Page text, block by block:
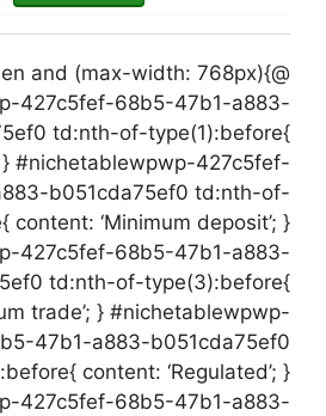
and (max-width: 768px){
427c5fef-68b5-47b1-a883-
td:nth-of-type(1):before{
} #nichetablewpwp-427c5fef-
b051cda75ef0 td:nth-of-
content: ‘Minimum deposit’; }
427c5fef-68b5-47b1-a883-
td:nth-of-type(3):before{
trade’; } #nichetablewpwp-
47b1-a883-b051cda75ef0
content: ‘Regulated’; }
427c5fef-68b5-47b1-a883-